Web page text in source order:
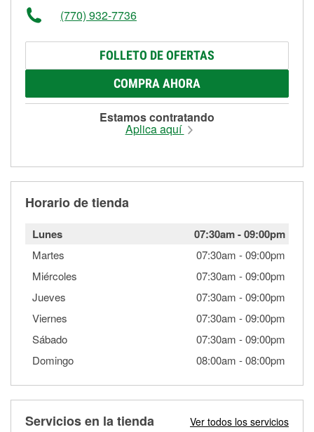
(770) 932-7736
FOLLETO DE OFERTAS
COMPRA AHORA
Estamos contratando
Aplica aquí
Horario de tienda
Lunes 07:30am-09:00pm
Martes 07:30am -09:00pm
Miércoles
07:30am -09:00pm
Jueves
07:30am -09:00pm
Viernes
07:30am -09:00pm
Sábado
07:30am -09:00pm
Domingo
08:00am -08:00pm
Servicios en la tienda Ver todos los servicios